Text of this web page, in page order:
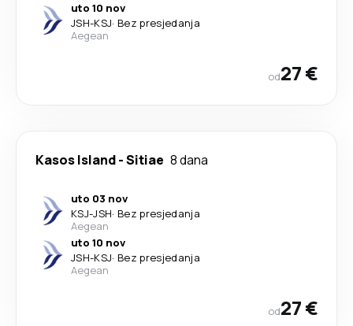
uto 10 nov
JSH-KSJ· Bez presjedanja
Aegean
od27 €
Kasos Island-Sitiae 8 dana
uto 03 nov
KSJ-JSH· Bez presjedanja
Aegean
uto 10 nov
JSH-KSJ· Bez presjedanja
Aegean
od27 €